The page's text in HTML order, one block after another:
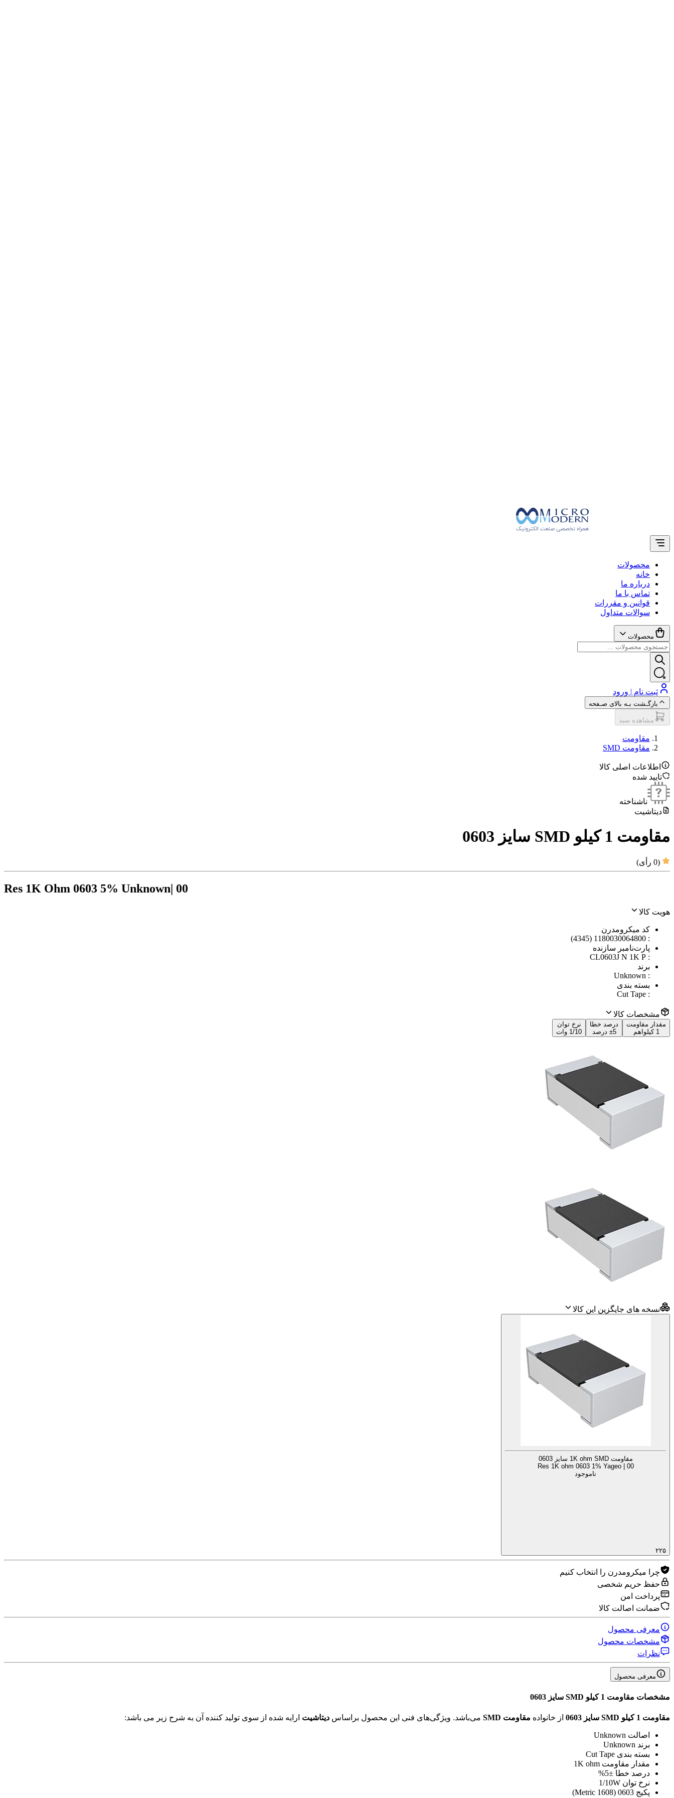
محصولات
خانه
درباره ما
تماس با ما
قوانین و مقررات
سوالات متداول
محصولات
ثبت نام | ورود
بازگـشت بـه بالای صـفحه
مشاهده سبد
مقاومت‌
مقاومت SMD
اطلاعات اصلی کالا
تایید شده
ناشناخته
دیتاشیت
مقاومت 1 کیلو SMD سایز 0603
(
0 رأی)
Res 1K Ohm 0603 5% Unknown| 00
هویت کالا
کد میکرومدرن
:
1180030064800 (4345)
پارت‌نامبر سازنده
:
CL0603J N 1K P
برند
:
Unknown
بسته بندی
:
Cut Tape
مشخصات کالا
مقدار مقاومت
1 کیلواهم
درصد خطا
±5 درصد
نرخ توان
1/10 وات
نسخه های جایگزین این کالا
مقاومت 1K ohm SMD سایز 0603
Res 1K ohm 0603 1% Yageo | 00
ناموجود
۲۲۵
چرا میکرومدرن را انتخاب کنیم
حفظ حریم شخصی
پرداخت امن
ضمانت اصالت کالا
معرفی محصول
مشخصات محصول
نظرات
معرفی محصول
مشخصات مقاومت 1 کیلو SMD سایز 0603
مقاومت 1 کیلو SMD سایز 0603 از خانواده مقاومت SMD می‌باشد. ویژگی‌های فنی این محصول براساس دیتاشیت ارایه شده از سوی تولید کننده آن به شرح زیر می باشد:
اصالت Unknown
برند Unknown
بسته بندی Cut Tape
مقدار مقاومت 1K ohm
درصد خطا ±5%
نرخ توان 1/10W
پکیج 0603 (1608 Metric)